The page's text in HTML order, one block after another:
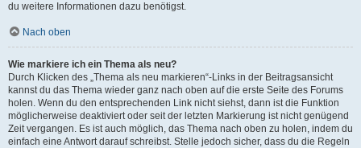
du weitere Informationen dazu benötigst.
Nach oben
Wie markiere ich ein Thema als neu?
Durch Klicken des „Thema als neu markieren“-Links in der Beitragsansicht
kannst du das Thema wieder ganz nach oben auf die erste Seite des Forums
holen. Wenn du den entsprechenden Link nicht siehst, dann ist die Funktion
möglicherweise deaktiviert oder seit der letzten Markierung ist nicht genügend
Zeit vergangen. Es ist auch möglich, das Thema nach oben zu holen, indem du
einfach eine Antwort darauf schreibst. Stelle jedoch sicher, dass du die Regeln